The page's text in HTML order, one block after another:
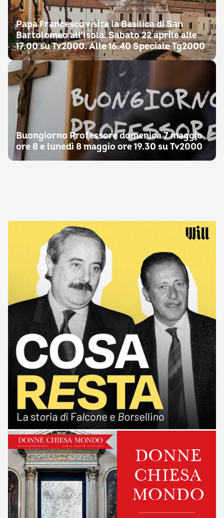
Papa Francesco visita la Basilica di San
Bartolomeo all’Isola. Sabato 22 aprile alle
17.00 su Tv2000. Alle 16.40 Speciale Tg2000
Buongiorno Professore domenica 7 maggio
ore 8 e lunedì 8 maggio ore 19.30 su Tv2000